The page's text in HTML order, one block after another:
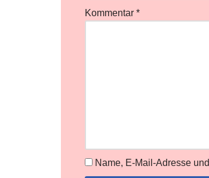
Kommentar *
Name, E-Mail-Adresse